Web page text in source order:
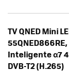
TV QNED Mini
Inteligente α7
DVB-T2 (H.265)